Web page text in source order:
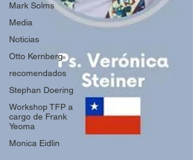
Mark Solms
Media
Noticias
Otto Kernberg
recomendados
Stephan Doering
Workshop TFP a
cargo de Frank
Yeoma
Monica Eidlin